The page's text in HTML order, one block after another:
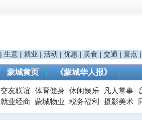
| 生意 | 就业 | 活动 | 优惠 | 美食 | 交通 | 景点 |
蒙城黄页 《蒙城华人报》
交友联谊 体育健身 休闲娱乐 凡人常事
就业经商 蒙城物业 税务福利 摄影美术